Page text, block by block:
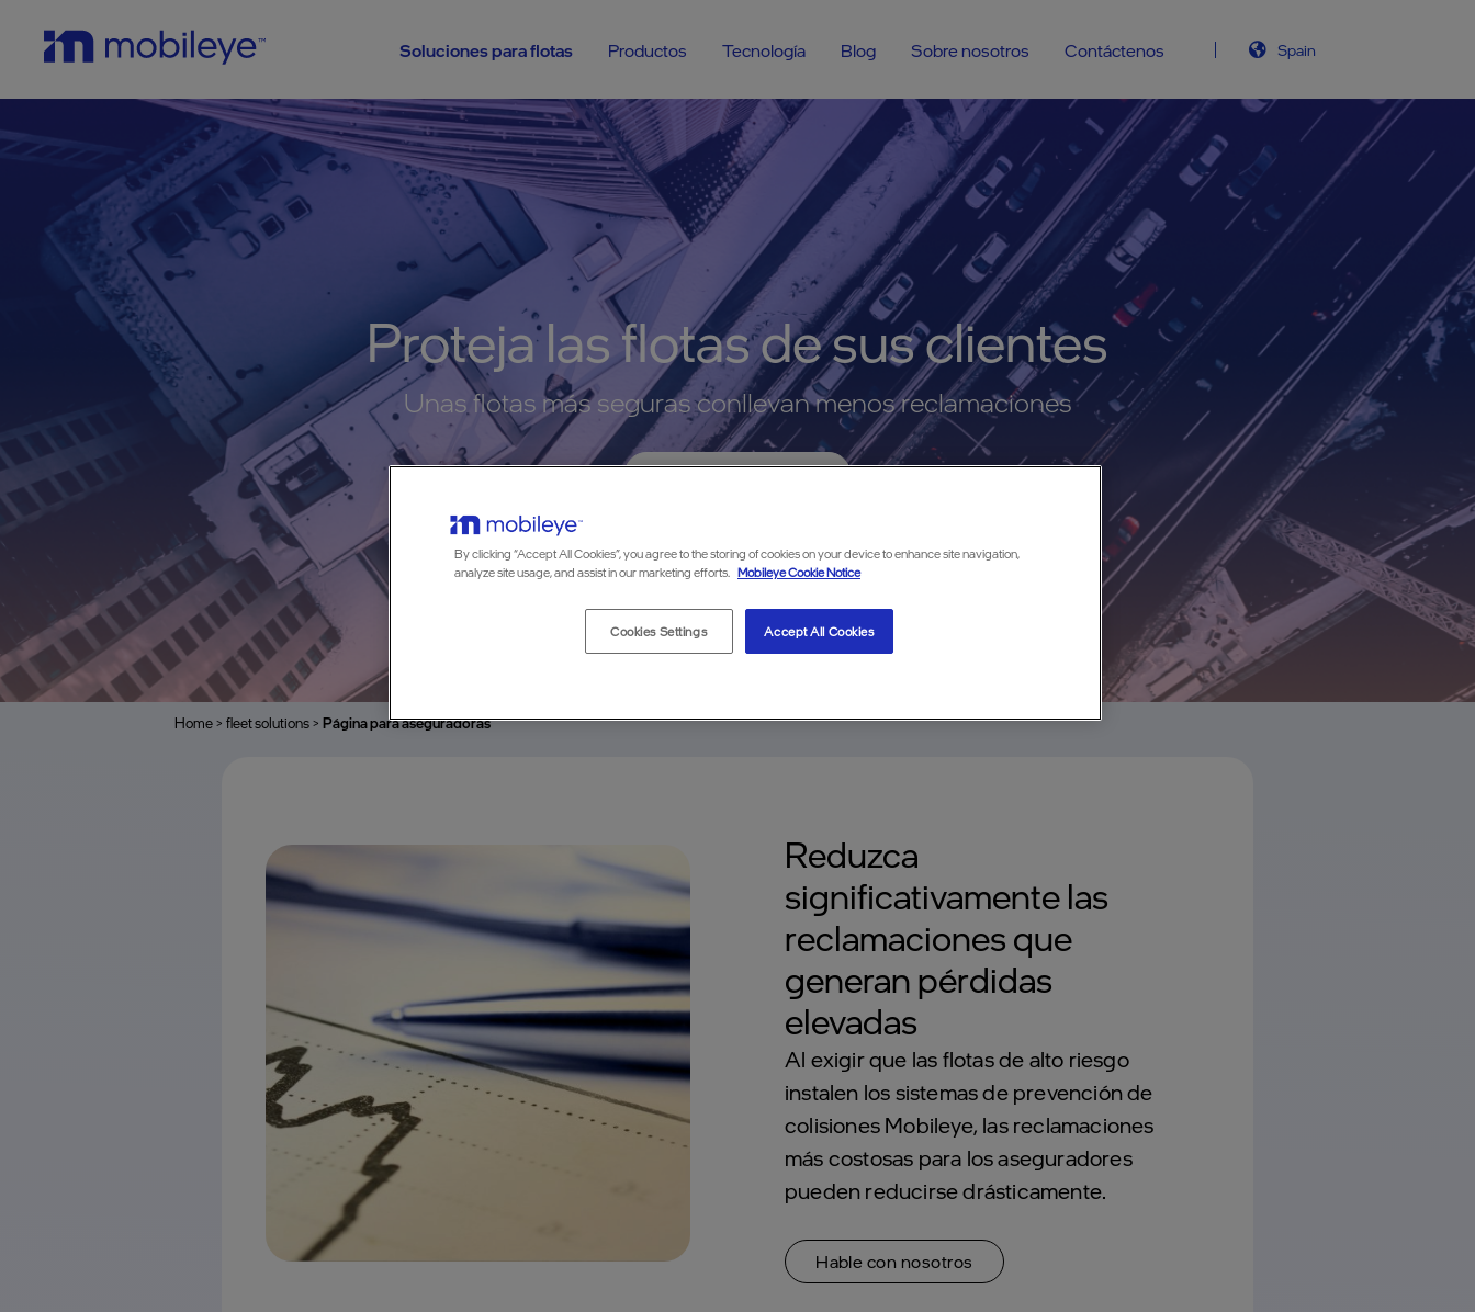
Soluciones para flotas Productos Tecnología Blog Sobre nosotros Contáctenos Spain
Proteja las flotas de sus clientes
Unas flotas más seguras conllevan menos reclamaciones
Hable Con Nosotros
Home > fleet solutions > Página para aseguradoras>
Reduzca
significativamente las
reclamaciones que
generan pérdidas
elevadas
Al exigir que las flotas de alto riesgo
instalen los sistemas de prevención de
colisiones Mobileye, las reclamaciones
más costosas para los aseguradores
pueden reducirse drásticamente.
Hable con nosotros
By clicking “Accept All Cookies”, you agree to the storing of cookies on your device to enhance site navigation,
analyze site usage, and assist in our marketing efforts. Mobileye Cookie Notice
Cookies Settings Accept All Cookies